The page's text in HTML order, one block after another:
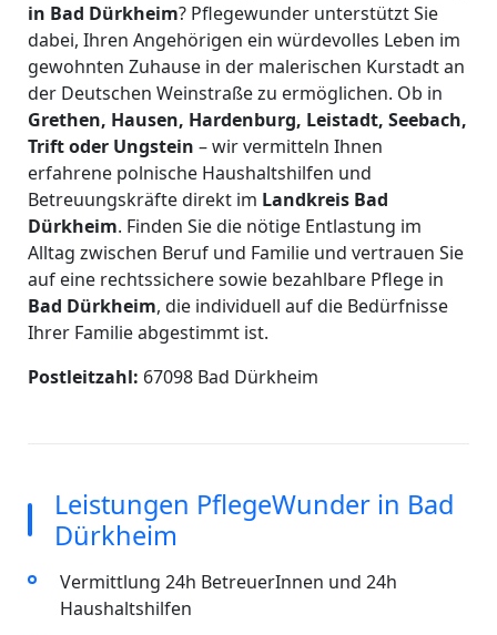
in Bad Dürkheim? Pflegewunder unterstützt Sie
dabei, Ihren Angehörigen ein würdevolles Leben im
gewohnten Zuhause in der malerischen Kurstadt an
der Deutschen Weinstraße zu ermöglichen. Ob in
Grethen, Hausen, Hardenburg, Leistadt, Seebach,
Trift oder Ungstein – wir vermitteln Ihnen
erfahrene polnische Haushaltshilfen und
Betreuungskräfte direkt im Landkreis Bad
Dürkheim. Finden Sie die nötige Entlastung im
Alltag zwischen Beruf und Familie und vertrauen Sie
auf eine rechtssichere sowie bezahlbare Pflege in
Bad Dürkheim, die individuell auf die Bedürfnisse
Ihrer Familie abgestimmt ist.
Postleitzahl: 67098 Bad Dürkheim
Leistungen PflegeWunder in Bad
Dürkheim
Vermittlung 24h BetreuerInnen und 24h
Haushaltshilfen